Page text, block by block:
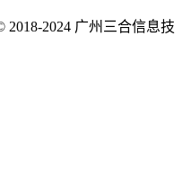
2018-2024 广州三合信息技